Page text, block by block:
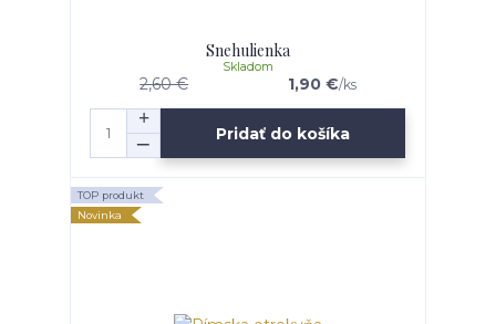
Snehulienka
2,60 € 1,90 €/ks
Skladom
Pridať do košíka
TOP produkt
Novinka